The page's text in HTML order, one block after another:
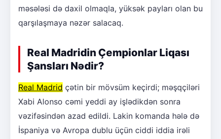
məsələsi də daxil olmaqla, yüksək payları olan bu
qarşılaşmaya nəzər salacaq.
Real Madridin Çempionlar Liqası
Şansları Nədir?
Real Madrid çətin bir mövsüm keçirdi; məşqçiləri
Xabi Alonso cəmi yeddi ay işlədikdən sonra
vəzifəsindən azad edildi. Lakin komanda hələ də
İspaniya və Avropa dublu üçün ciddi iddia irəli